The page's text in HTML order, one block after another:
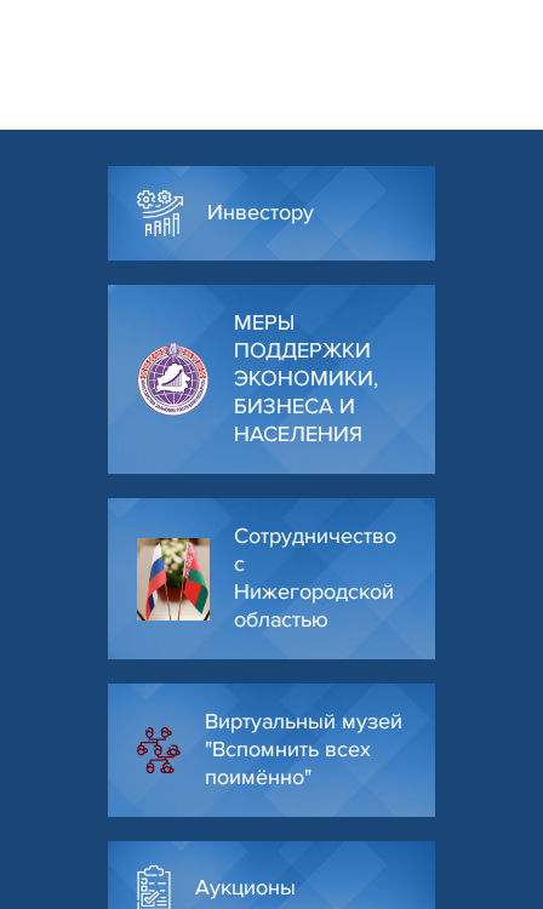
Инвестору
МЕРЫ
ПОДДЕРЖКИ
ЭКОНОМИКИ,
БИЗНЕСА И
НАСЕЛЕНИЯ
Сотрудничество
с
Нижегородской
областью
Виртуальный музей
"Вспомнить всех
поимённо"
Аукционы